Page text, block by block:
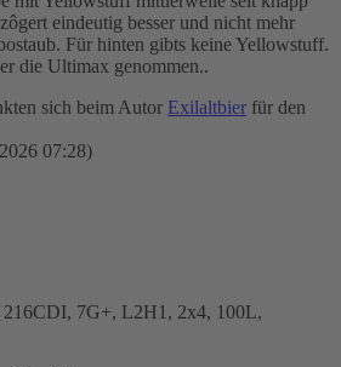
eindeutig besser und nicht mehr
Für hinten gibts keine Yellowstuff.
die Ultimax genommen..
sich beim Autor Exilaltbier für den
07:28)
216CDI, 7G+, L2H1, 2x4, 100L,